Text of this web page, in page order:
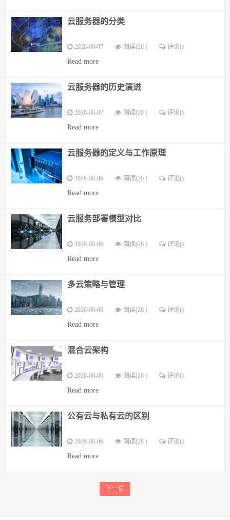
云服务器的分类
2026-08-07 阅读(20 ) 评论()
Read more
云服务器的历史演进
2026-08-07 阅读(20 ) 评论()
Read more
云服务器的定义与工作原理
2026-08-06 阅读(26 ) 评论()
Read more
云服务部署模型对比
2026-08-06 阅读(26 ) 评论()
Read more
多云策略与管理
2026-08-06 阅读(28 ) 评论()
Read more
混合云架构
2026-08-06 阅读(26 ) 评论()
Read more
公有云与私有云的区别
2026-08-06 阅读(28 ) 评论()
Read more
下一页